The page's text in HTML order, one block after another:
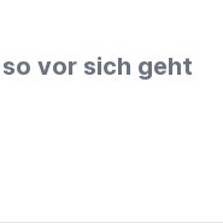
vor sich geht